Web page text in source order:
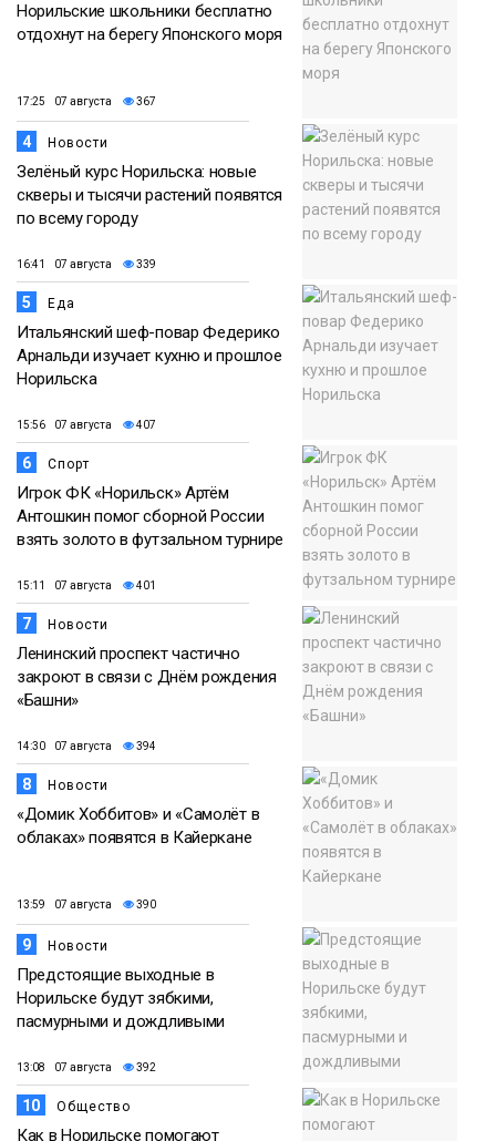
Норильские школьники бесплатно
отдохнут на берегу Японского моря
17:25 07 августа 367
4 Новости
Зелёный курс Норильска: новые
скверы и тысячи растений появятся
по всему городу
16:41 07 августа 339
5 Еда
Итальянский шеф-повар Федерико
Арнальди изучает кухню и прошлое
Норильска
15:56 07 августа 407
6 Спорт
Игрок ФК «Норильск» Артём
Антошкин помог сборной России
взять золото в футзальном турнире
15:11 07 августа 401
7 Новости
Ленинский проспект частично
закроют в связи с Днём рождения
«Башни»
14:30 07 августа 394
8 Новости
«Домик Хоббитов» и «Самолёт в
облаках» появятся в Кайеркане
13:59 07 августа 390
9 Новости
Предстоящие выходные в
Норильске будут зябкими,
пасмурными и дождливыми
13:08 07 августа 392
10 Общество
Как в Норильске помогают